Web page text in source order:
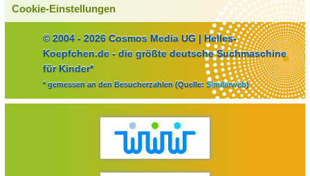
Cookie-Einstellungen
© 2004 - 2026 Cosmos Media UG | Helles-
Koepfchen.de - die größte deutsche Suchmaschine
für Kinder*
* gemessen an den Besucherzahlen (Quelle: Similarweb)